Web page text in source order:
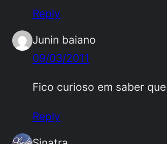
Reply
Junin baiano
09/03/2011
Fico curioso em saber
Reply